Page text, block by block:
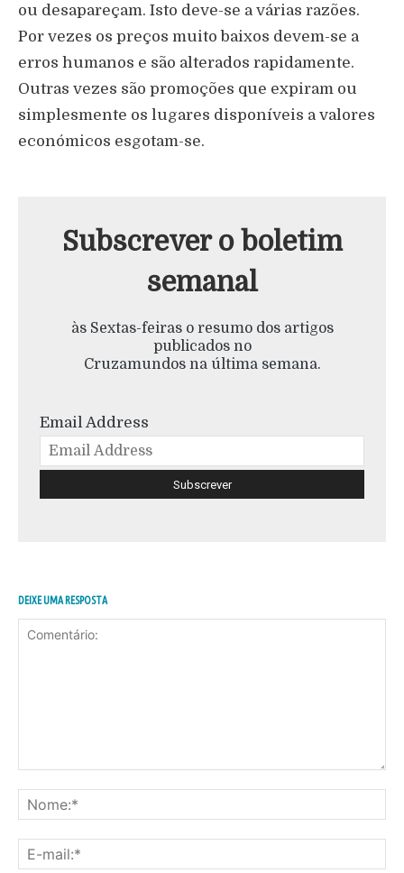
ou desapareçam. Isto deve-se a várias razões.
Por vezes os preços muito baixos devem-se a
erros humanos e são alterados rapidamente.
Outras vezes são promoções que expiram ou
simplesmente os lugares disponíveis a valores
económicos esgotam-se.
Subscrever o boletim
semanal
às Sextas-feiras o resumo dos artigos
publicados no
Cruzamundos na última semana.
Email Address
DEIXE UMA RESPOSTA